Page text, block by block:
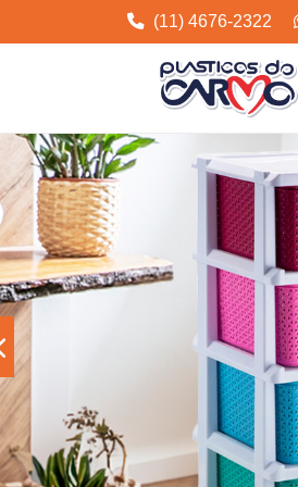
(11) 4676-2322